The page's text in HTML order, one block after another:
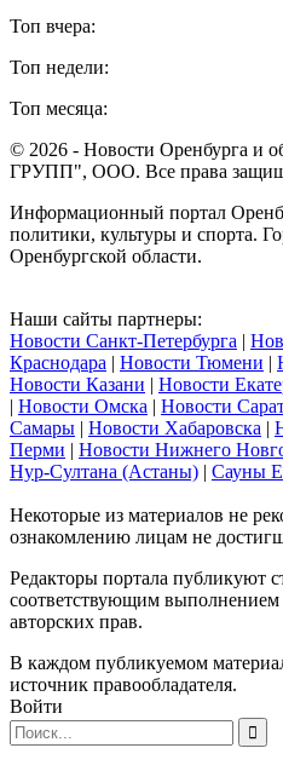
Топ вчера:
Топ недели:
Топ месяца:
© 2026 - Новости Оренбурга
ГРУПП", ООО. Все права
Информационный портал
политики, культуры и спорта.
Оренбургской области.
Наши сайты партнеры:
Новости Санкт-Петербурга |
Краснодара | Новости Тюмени |
Новости Казани | Новости
| Новости Омска | Новости
Самары | Новости Хабаровска |
Перми | Новости Нижнего
Нур-Султана (Астаны) | Сауны
Некоторые из материалов не
ознакомлению лицам не
Редакторы портала публикуют
соответствующим выполнением
авторских прав.
В каждом публикуемом
источник правообладателя.
Войти